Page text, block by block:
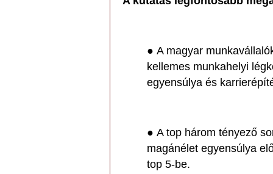
● A magyar
kellemes munkahelyi
egyensúlya és
● A top három tényező
magánélet egyensúlya
top 5-be.